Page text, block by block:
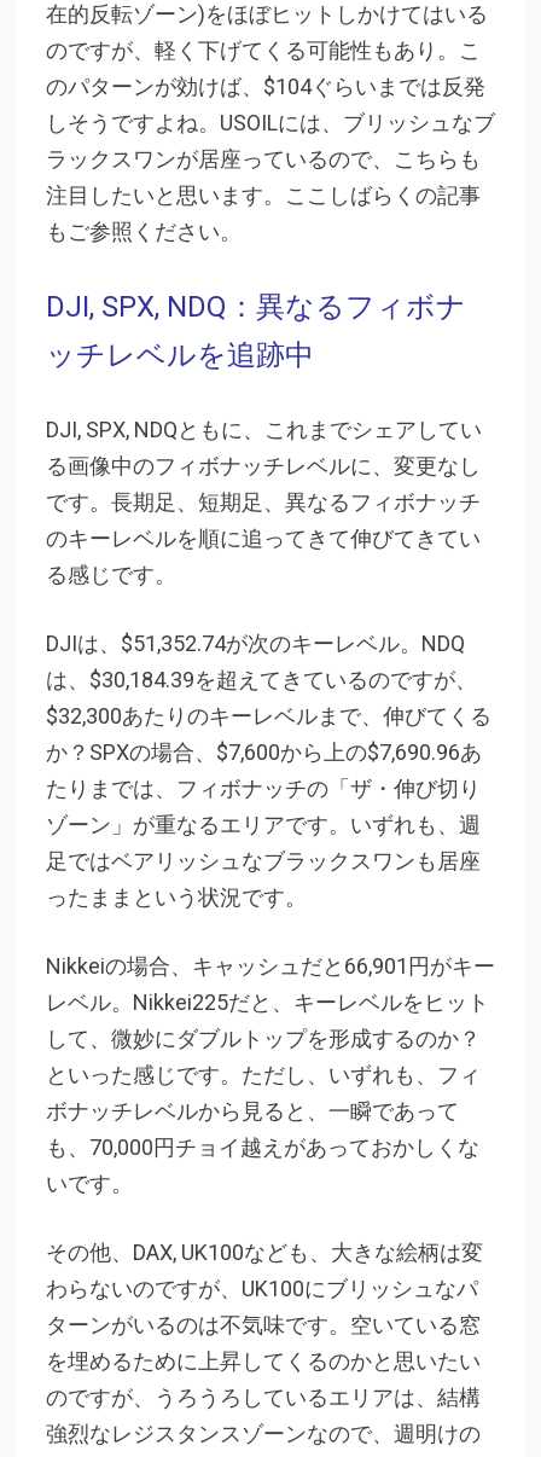
在的反転ゾーン)をほぼヒットしかけてはいる
のですが、軽く下げてくる可能性もあり。こ
のパターンが効けば、$104ぐらいまでは反発
しそうですよね。USOILには、ブリッシュなブ
ラックスワンが居座っているので、こちらも
注目したいと思います。ここしばらくの記事
もご参照ください。
DJI, SPX, NDQ：異なるフィボナ
ッチレベルを追跡中
DJI, SPX, NDQともに、これまでシェアしてい
る画像中のフィボナッチレベルに、変更なし
です。長期足、短期足、異なるフィボナッチ
のキーレベルを順に追ってきて伸びてきてい
る感じです。
DJIは、$51,352.74が次のキーレベル。NDQ
は、$30,184.39を超えてきているのですが、
$32,300あたりのキーレベルまで、伸びてくる
か？SPXの場合、$7,600から上の$7,690.96あ
たりまでは、フィボナッチの「ザ・伸び切り
ゾーン」が重なるエリアです。いずれも、週
足ではベアリッシュなブラックスワンも居座
ったままという状況です。
Nikkeiの場合、キャッシュだと66,901円がキー
レベル。Nikkei225だと、キーレベルをヒット
して、微妙にダブルトップを形成するのか？
といった感じです。ただし、いずれも、フィ
ボナッチレベルから見ると、一瞬であって
も、70,000円チョイ越えがあっておかしくな
いです。
その他、DAX, UK100なども、大きな絵柄は変
わらないのですが、UK100にブリッシュなパ
ターンがいるのは不気味です。空いている窓
を埋めるために上昇してくるのかと思いたい
のですが、うろうろしているエリアは、結構
強烈なレジスタンスゾーンなので、週明けの